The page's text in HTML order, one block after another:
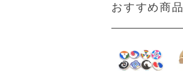
おすすめ商品